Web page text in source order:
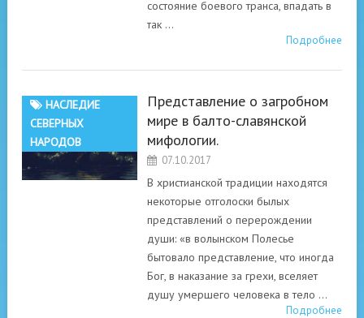
состояние боевого транса, впадать в
так …
Подробнее
НАСЛЕДИЕ
СЕВЕРНЫХ
НАРОДОВ
Представление о загробном
мире в балто-славянской
мифологии.
07.10.2017
В христианской традиции находятся
некоторые отголоски былых
представлений о перерождении
души: «в волынском Полесье
бытовало представление, что иногда
Бог, в наказание за грехи, вселяет
душу умершего человека в тело …
Подробнее